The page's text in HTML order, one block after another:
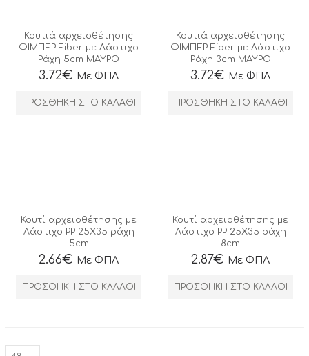
Κουτιά αρχειοθέτησης
ΦΙΜΠΕΡ Fiber με Λάστιχο
Ράχη 5cm ΜΑΥΡΟ
3.72€ Με ΦΠΑ
ΠΡΟΣΘΉΚΗ ΣΤΟ ΚΑΛΆΘΙ
Κουτιά αρχειοθέτησης
ΦΙΜΠΕΡ Fiber με Λάστιχο
Ράχη 3cm ΜΑΥΡΟ
3.72€ Με ΦΠΑ
ΠΡΟΣΘΉΚΗ ΣΤΟ ΚΑΛΆΘΙ
Κουτί αρχειοθέτησης με
Λάστιχο ΡΡ 25Χ35 ράχη
5cm
2.66€ Με ΦΠΑ
ΠΡΟΣΘΉΚΗ ΣΤΟ ΚΑΛΆΘΙ
Κουτί αρχειοθέτησης με
Λάστιχο ΡΡ 25Χ35 ράχη
8cm
2.87€ Με ΦΠΑ
ΠΡΟΣΘΉΚΗ ΣΤΟ ΚΑΛΆΘΙ